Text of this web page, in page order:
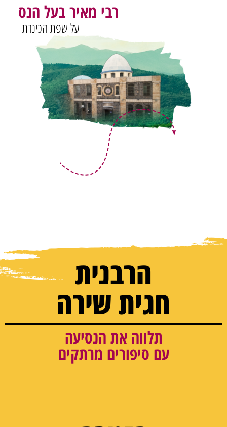
רבי מאיר בעל הנס
על שפת הכינרת
הרבנית
חגית שירה
תלווה את הנסיעה
עם סיפורים מרתקים